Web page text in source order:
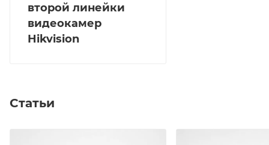
второй линейки
видеокамер
Hikvision
Статьи